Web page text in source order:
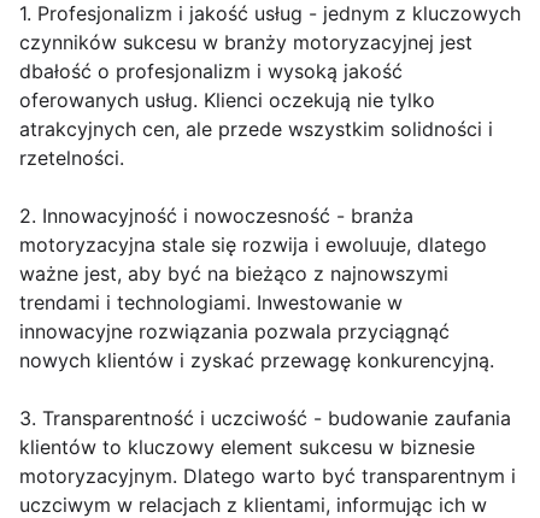
1. Profesjonalizm i jakość usług - jednym z kluczowych
czynników sukcesu w branży motoryzacyjnej jest
dbałość o profesjonalizm i wysoką jakość
oferowanych usług. Klienci oczekują nie tylko
atrakcyjnych cen, ale przede wszystkim solidności i
rzetelności.
2. Innowacyjność i nowoczesność - branża
motoryzacyjna stale się rozwija i ewoluuje, dlatego
ważne jest, aby być na bieżąco z najnowszymi
trendami i technologiami. Inwestowanie w
innowacyjne rozwiązania pozwala przyciągnąć
nowych klientów i zyskać przewagę konkurencyjną.
3. Transparentność i uczciwość - budowanie zaufania
klientów to kluczowy element sukcesu w biznesie
motoryzacyjnym. Dlatego warto być transparentnym i
uczciwym w relacjach z klientami, informując ich w